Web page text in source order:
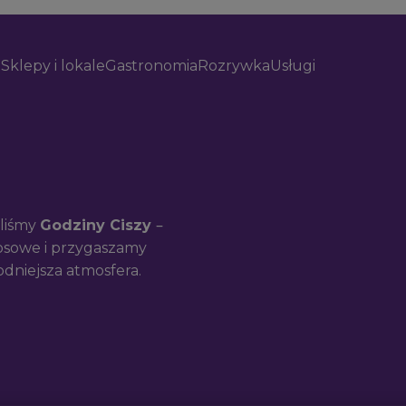
Sklepy i lokaleGastronomiaRozrywkaUsługi
ludzie – ale też ich
sklepy, które pozwalają